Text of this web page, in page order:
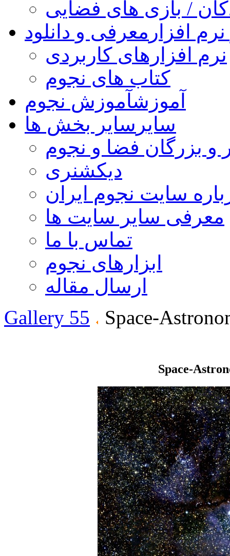
/ بازی های فضایی
افزار معرفی و دانلود
نرم افزارهای کاربردی
کتاب های نجوم
آموزشآموزش نجوم
سایر سایر بخش ها
و بزرگان فضا و نجوم
دیکشنری
سایت نجوم ایران
معرفی سایر سایت ها
تماس با ما
ابزارهای نجوم
ارسال مقاله
Gallery 55
Space-
Space-